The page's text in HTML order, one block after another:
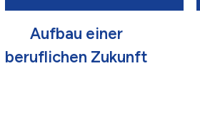
Aufbau einer
beruflichen Zukunft